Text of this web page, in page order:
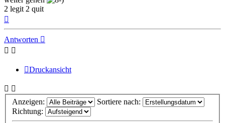
2 legit 2 quit
Antworten
Druckansicht
Anzeigen:
Sortiere nach:
Richtung: